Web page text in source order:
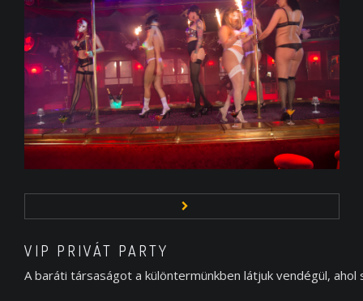
VIP PRIVÁT PARTY
A baráti társaságot a különtermünkben látjuk vendégül,